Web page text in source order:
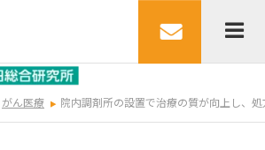
がん医療 院内調剤所の設置で治療の質が向上し、